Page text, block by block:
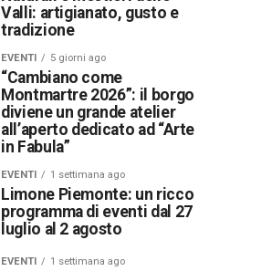
Valli: artigianato, gusto e
tradizione
EVENTI 5 giorni ago
“Cambiano come
Montmartre 2026”: il borgo
diviene un grande atelier
all’aperto dedicato ad “Arte
in Fabula”
EVENTI 1 settimana ago
Limone Piemonte: un ricco
programma di eventi dal 27
luglio al 2 agosto
EVENTI 1 settimana ago